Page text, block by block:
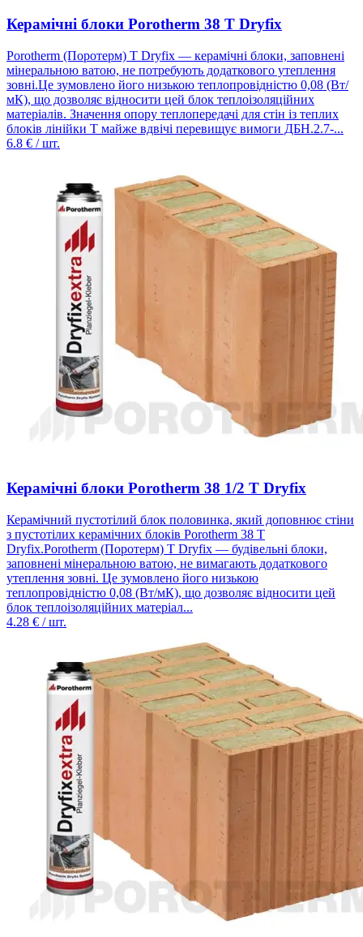
Керамічні блоки Porotherm 38 T Dryfix
Porotherm (Поротерм) T Dryfix — керамічні блоки, заповнені
мінеральною ватою, не потребують додаткового утеплення
зовні.Це зумовлено його низькою теплопровідністю 0,08 (Вт/
мК), що дозволяє відносити цей блок теплоізоляційних
матеріалів. Значення опору теплопередачі для стін із теплих
блоків лінійки Т майже вдвічі перевищує вимоги ДБН.2.7-...
6.8 € / шт.
Керамічні блоки Porotherm 38 1/2 T Dryfix
Керамічний пустотілий блок половинка, який доповнює стіни
з пустотілих керамічних блоків Porotherm 38 Т
Dryfix.Porotherm (Поротерм) T Dryfix — будівельні блоки,
заповнені мінеральною ватою, не вимагають додаткового
утеплення зовні. Це зумовлено його низькою
теплопровідністю 0,08 (Вт/мК), що дозволяє відносити цей
блок теплоізоляційних матеріал...
4.28 € / шт.